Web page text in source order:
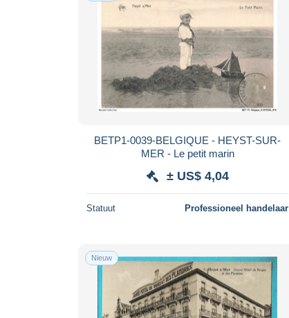
BETP1-0039-BELGIQUE - HEYST-SUR-
MER - Le petit marin
± US$ 4,04
Statuut Professioneel handelaar
Nieuw